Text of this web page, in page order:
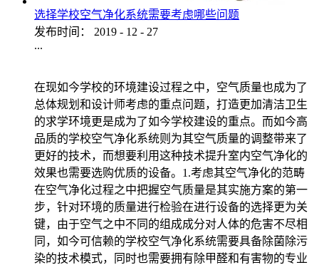
选择学校空气净化系统需要考虑哪些问题
发布时间：
2019 - 12 - 27
...
在现如今学校的环境建设过程之中，空气质量也成为了
总体规划和设计师考虑的重点问题，打造更加清洁卫生
的求学环境更是成为了如今学校建设的重点。而如今高
品质的学校空气净化系统则为其空气质量的调整带来了
更好的技术，而想要利用这种技术提升室内空气净化的
效果也需要选购优质的设备。1.考虑其空气净化的范畴
在空气净化过程之中把握空气质量是其实施方案的第一
步，针对环境的质量进行检验在进行设备的选择更为关
键，由于空气之中不同的组成成分对人体的危害不尽相
同，如今可信赖的学校空气净化系统需要具备除菌除污
染的技术模式，同时也需要拥有除甲醛和有害物的专业